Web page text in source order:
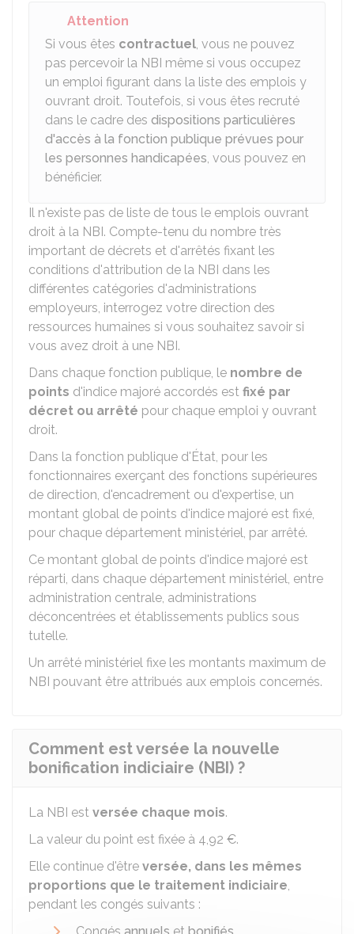
Attention
Si vous êtes contractuel, vous ne pouvez
pas percevoir la NBI même si vous occupez
un emploi figurant dans la liste des emplois y
ouvrant droit. Toutefois, si vous êtes recruté
dans le cadre des dispositions particulières
d'accès à la fonction publique prévues pour
les personnes handicapées, vous pouvez en
bénéficier.
Il n'existe pas de liste de tous le emplois ouvrant
droit à la NBI. Compte-tenu du nombre très
important de décrets et d'arrêtés fixant les
conditions d'attribution de la NBI dans les
différentes catégories d'administrations
employeurs, interrogez votre direction des
ressources humaines si vous souhaitez savoir si
vous avez droit à une NBI.
Dans chaque fonction publique, le nombre de
points d'indice majoré accordés est fixé par
décret ou arrêté pour chaque emploi y ouvrant
droit.
Dans la fonction publique d'État, pour les
fonctionnaires exerçant des fonctions supérieures
de direction, d'encadrement ou d'expertise, un
montant global de points d'indice majoré est fixé,
pour chaque département ministériel, par arrêté.
Ce montant global de points d'indice majoré est
réparti, dans chaque département ministériel, entre
administration centrale, administrations
déconcentrées et établissements publics sous
tutelle.
Un arrêté ministériel fixe les montants maximum de
NBI pouvant être attribués aux emplois concernés.
Comment est versée la nouvelle
bonification indiciaire (NBI) ?
La NBI est versée chaque mois.
La valeur du point est fixée à 4,92 €.
Elle continue d'être versée, dans les mêmes
proportions que le traitement indiciaire,
pendant les congés suivants :